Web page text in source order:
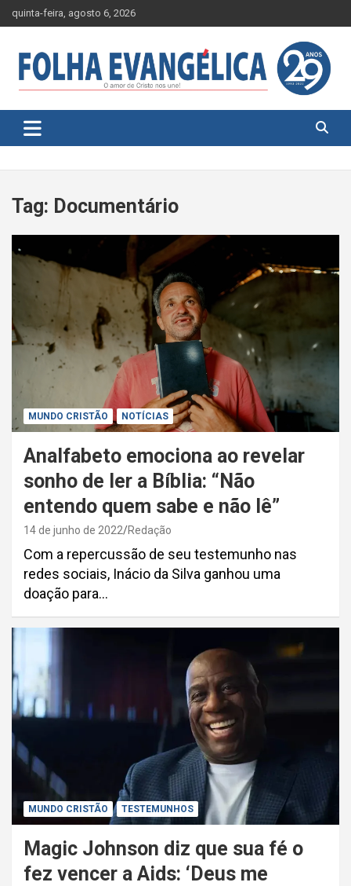
to
quinta-feira, agosto 6, 2026
Tag: Documentário
MUNDO CRISTÃO NOTÍCIAS
Analfabeto emociona ao revelar
sonho de ler a Bíblia: “Não
entendo quem sabe e não lê”
14 de junho de 2022 Redação
Com a repercussão de seu testemunho nas
redes sociais, Inácio da Silva ganhou uma
doação para…
MUNDO CRISTÃO TESTEMUNHOS
Magic Johnson diz que sua fé o
fez vencer a Aids: ‘Deus me